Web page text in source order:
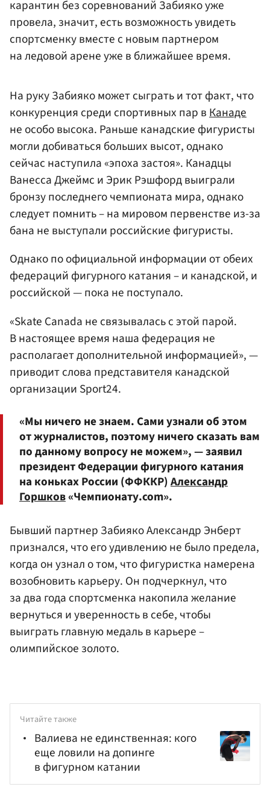
карантин без соревнований Забияко уже
провела, значит, есть возможность увидеть
спортсменку вместе с новым партнером
на ледовой арене уже в ближайшее время.
На руку Забияко может сыграть и тот факт, что
конкуренция среди спортивных пар вКанаде
не особо высока. Раньше канадские фигуристы
могли добиваться больших высот, однако
сейчас наступила «эпоха застоя». Канадцы
Ванесса Джеймс и Эрик Рэшфорд выиграли
бронзу последнего чемпионата мира, однако
следует помнить – на мировом первенстве из-за
бана не выступали российские фигуристы.
Однако по официальной информации от обеих
федераций фигурного катания – и канадской, и
российской — пока не поступало.
«Skate Canada не связывалась с этой парой.
В настоящее время наша федерация не
располагает дополнительной информацией», —
приводит слова представителя канадской
организации Sport24.
«Мы ничего не знаем. Сами узнали об этом
от журналистов, поэтому ничего сказать вам
по данному вопросу не можем», — заявил
президент Федерации фигурного катания
на коньках России (ФФККР)Александр
Горшков«Чемпионату.com».
Бывший партнер Забияко Александр Энберт
признался, что его удивлению не было предела,
когда он узнал о том, что фигуристка намерена
возобновить карьеру. Он подчеркнул, что
за два года спортсменка накопила желание
вернуться и уверенность в себе, чтобы
выиграть главную медаль в карьере –
олимпийское золото.
Читайте также
Валиева не единственная: кого
еще ловили на допинге
в фигурном катании